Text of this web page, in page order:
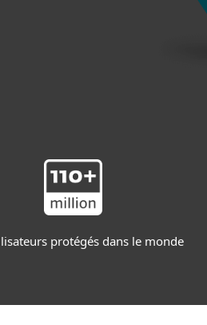
protégés dans le monde